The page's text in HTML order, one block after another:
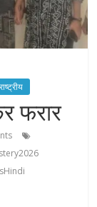
राष्ट्रीय
फरार